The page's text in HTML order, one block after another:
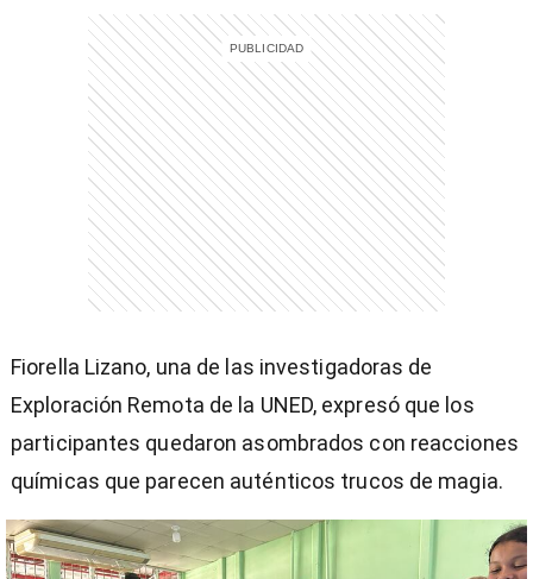
Fiorella Lizano, una de las investigadoras de
Exploración Remota de la UNED, expresó que los
participantes quedaron asombrados con reacciones
químicas que parecen auténticos trucos de magia.